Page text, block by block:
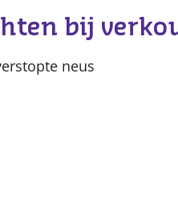
bij
neus